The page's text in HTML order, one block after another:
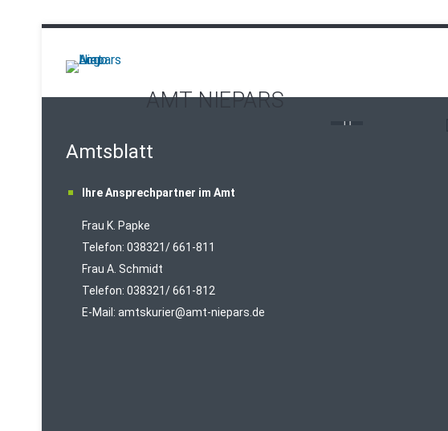
AMT NIEPARS
Amtsblatt
Ihre Ansprechpartner im Amt
Frau K. Papke
Telefon: 038321/ 661-811
Frau A. Schmidt
Telefon: 038321/ 661-812
E-Mail: amtskurier@amt-niepars.de